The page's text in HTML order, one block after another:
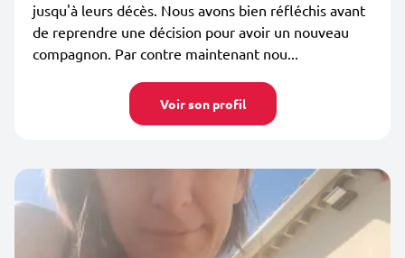
jusqu'à leurs décès. Nous avons bien réfléchis avant
de reprendre une décision pour avoir un nouveau
compagnon. Par contre maintenant nou...
Voir son profil